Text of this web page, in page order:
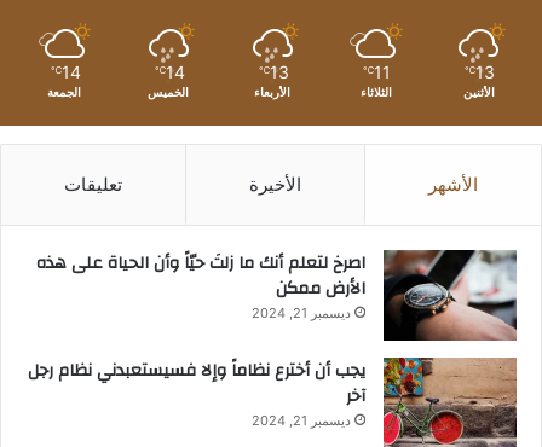
13
℃
الأثنين
11
℃
الثلاثاء
13
℃
الأربعاء
14
℃
الخميس
14
℃
الجمعة
الأشهر الأخيرة تعليقات
‫اصرخ لتعلم أنك ما زلتَ حيّاً وأن الحياة على هذه
الأرض ممكن
ديسمبر 21, 2024
يجب أن أخترع نظاماً وإلا فسيستعبدني نظام رجل
آخر
ديسمبر 21, 2024